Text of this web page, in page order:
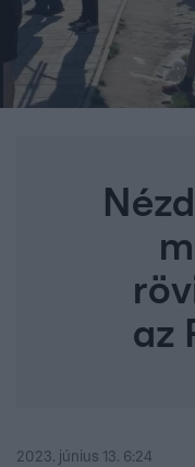
az
2023. június 13. 6:24